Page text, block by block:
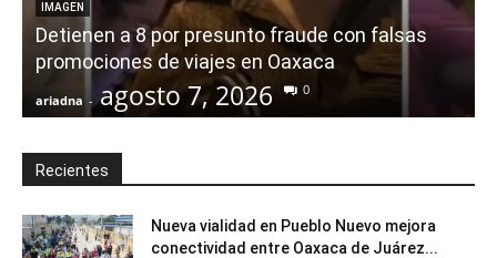
IMAGEN
Detienen a 8 por presunto fraude con falsas
promociones de viajes en Oaxaca
ariadna - agosto 7, 2026 0
Recientes
Nueva vialidad en Pueblo Nuevo mejora
conectividad entre Oaxaca de Juárez...